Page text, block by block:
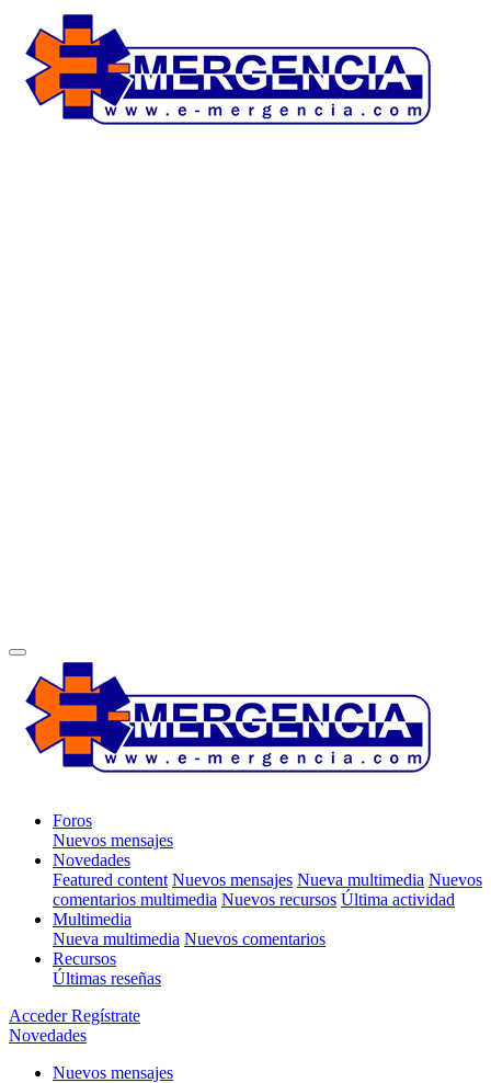
Foros
Nuevos mensajes
Novedades
Featured content Nuevos mensajes Nueva multimedia Nuevos
comentarios multimedia Nuevos recursos Última actividad
Multimedia
Nueva multimedia Nuevos comentarios
Recursos
Últimas reseñas
Acceder Regístrate
Novedades
Nuevos mensajes